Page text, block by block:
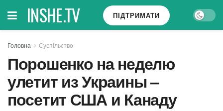
INSHE.TV ПІДТРИМАТИ
Головна Суспільство
Порошенко на неделю
улетит из Украины –
посетит США и Канаду